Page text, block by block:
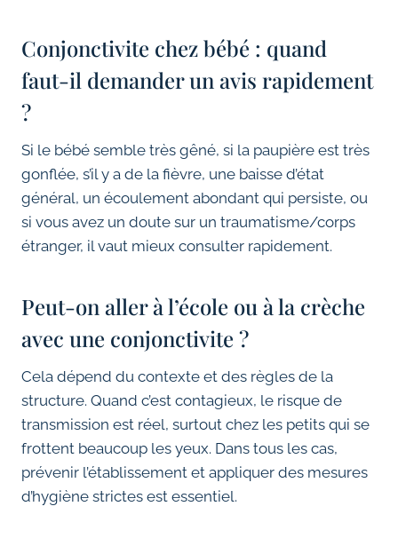
Conjonctivite chez bébé : quand
faut-il demander un avis rapidement
?
Si le bébé semble très gêné, si la paupière est très
gonflée, s’il y a de la fièvre, une baisse d’état
général, un écoulement abondant qui persiste, ou
si vous avez un doute sur un traumatisme/corps
étranger, il vaut mieux consulter rapidement.
Peut-on aller à l’école ou à la crèche
avec une conjonctivite ?
Cela dépend du contexte et des règles de la
structure. Quand c’est contagieux, le risque de
transmission est réel, surtout chez les petits qui se
frottent beaucoup les yeux. Dans tous les cas,
prévenir l’établissement et appliquer des mesures
d’hygiène strictes est essentiel.